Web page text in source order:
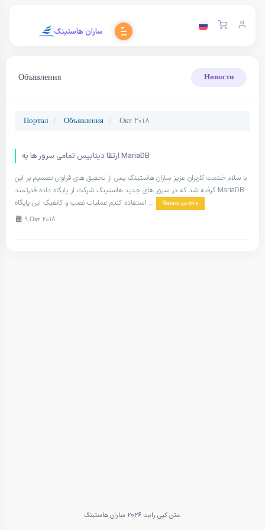
ساران هاستینگ
Объявления Новости
Портал Объявления Окт 2018
ارتقا دیتابیس تمامی سرور ها به MariaDB
با سلام خدمت کاربران عزیز ساران هاستینگ پس از تحقیق های فراوان تصمیم بر این
گرفته شد که در سرور های جدید هاستینگ شرکت از پایگاه داده قدرتمند MariaDB
استفاده کنیم عملیات نصب و کانفیگ این پایگاه ...
Читать далее »
9 Окт 2018
متن کپی رایت 2026 ساران هاستینگ.